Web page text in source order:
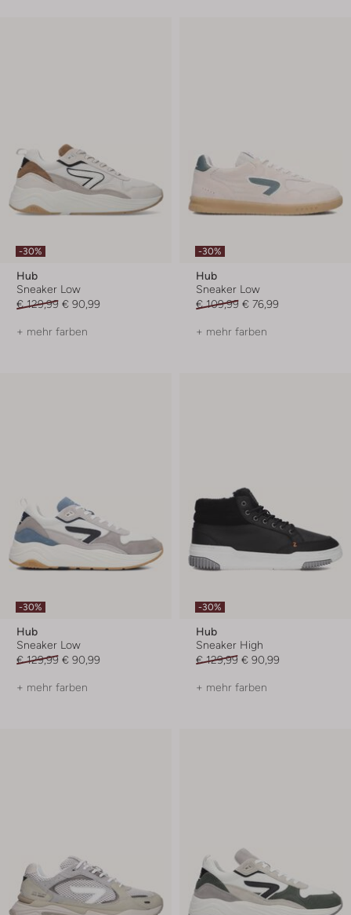
-30%
Hub
Sneaker Low
€ 129,99 € 90,99
+ mehr farben
-30%
Hub
Sneaker Low
€ 109,99 € 76,99
+ mehr farben
-30%
Hub
Sneaker Low
€ 129,99 € 90,99
+ mehr farben
-30%
Hub
Sneaker High
€ 129,99 € 90,99
+ mehr farben